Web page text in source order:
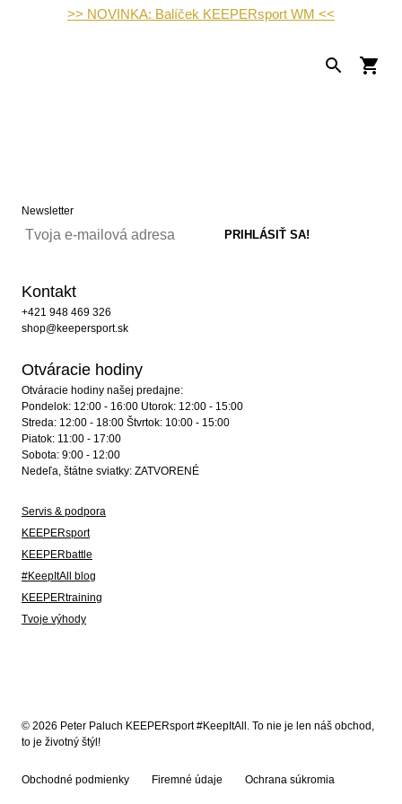
>> NOVINKA: Balíček KEEPERsport WM <<
Newsletter
Kontakt
+421 948 469 326
shop@keepersport.sk
Otváracie hodiny
Otváracie hodiny našej predajne:
Pondelok: 12:00 - 16:00 Utorok: 12:00 - 15:00
Streda: 12:00 - 18:00 Štvrtok: 10:00 - 15:00
Piatok: 11:00 - 17:00
Sobota: 9:00 - 12:00
Nedeľa, štátne sviatky: ZATVORENÉ
Servis & podpora
KEEPERsport
KEEPERbattle
#KeepItAll blog
KEEPERtraining
Tvoje výhody
© 2026 Peter Paluch KEEPERsport #KeepItAll. To nie je len náš obchod,
to je životný štýl!
Obchodné podmienky Firemné údaje Ochrana súkromia